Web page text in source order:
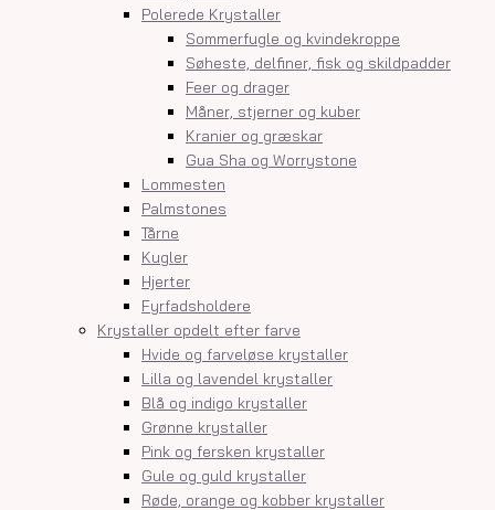
Polerede Krystaller
Sommerfugle og kvindekroppe
Søheste, delfiner, fisk og skildpadder
Feer og drager
Måner, stjerner og kuber
Kranier og græskar
Gua Sha og Worrystone
Lommesten
Palmstones
Tårne
Kugler
Hjerter
Fyrfadsholdere
Krystaller opdelt efter farve
Hvide og farveløse krystaller
Lilla og lavendel krystaller
Blå og indigo krystaller
Grønne krystaller
Pink og fersken krystaller
Gule og guld krystaller
Røde, orange og kobber krystaller